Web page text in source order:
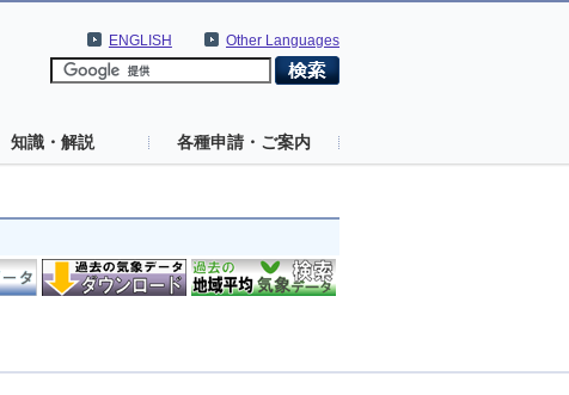
Other Languages
ENGLISH
知識・解説 各種申請・ご案内